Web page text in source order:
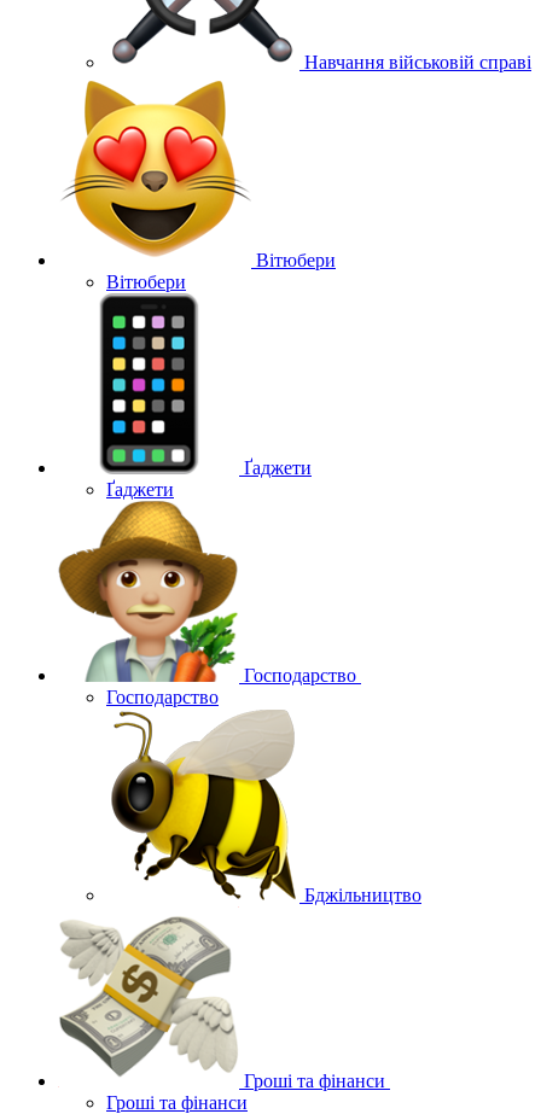
Навчання військовій справі
Вітюбери
Вітюбери
Ґаджети
Ґаджети
Господарство
Господарство
Бджільництво
Гроші та фінанси
Гроші та фінанси